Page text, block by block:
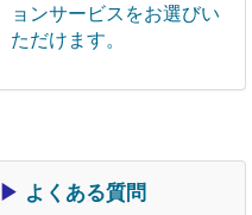
ョンサービスをお選びい
ただけます。
▶ よくある質問